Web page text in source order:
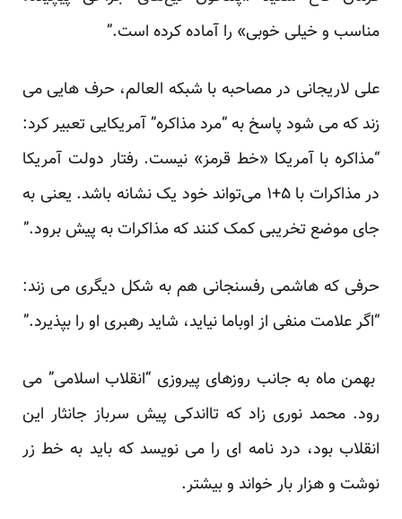
مناسب و خیلی خوبی» را آماده کرده است.”
علی لاریجانی در مصاحبه با شبکه العالم، حرف هایی می
زند که می شود پاسخ به “مرد مذاکره” آمریکایی تعبیر کرد:
“مذاکره با آمریکا «خط قرمز» نیست. رفتار دولت آمریکا
در مذاکرات با ۵+۱ می‌تواند خود یک نشانه باشد. یعنی به
جای موضع تخریبی کمک کنند که مذاکرات به پیش برود.”
حرفی که هاشمی رفسنجانی هم به شکل دیگری می زند:
“اگر علامت منفی از اوباما نیاید، شاید رهبری او را بپذیرد.”
بهمن ماه به جانب روزهای پیروزی “انقلاب اسلامی” می
رود. محمد نوری زاد که تااندکی پیش سرباز جانثار این
انقلاب بود، درد نامه ای را می نویسد که باید به خط زر
نوشت و هزار بار خواند و بیشتر.